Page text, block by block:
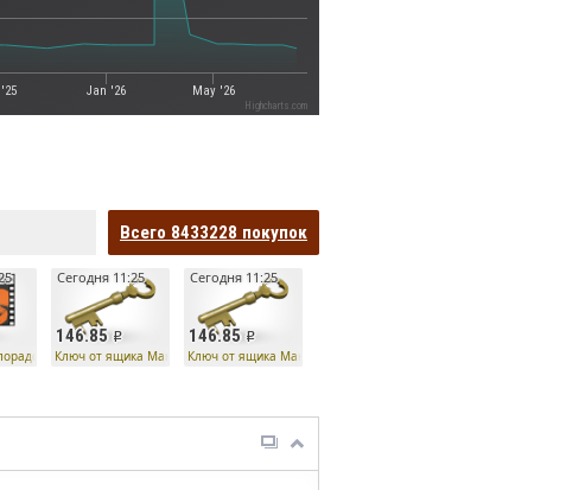
'25 Jan '26 May '26
Highcharts.com
Всего 8433228 покупок
146.85
Сегодня 11:25
Ключ от ящика Манн Ко
146.85
Сегодня 11:25
Ключ от ящика Манн Ко